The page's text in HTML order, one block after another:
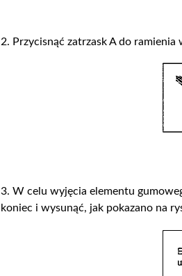
2. Przycisnąć zatrzask A do
3. W celu wyjęcia elementu
koniec i wysunąć, jak pokazano na